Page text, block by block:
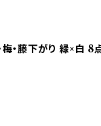
・藤下がり 緑×白 8